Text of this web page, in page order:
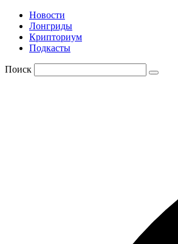
Новости
Лонгриды
Крипториум
Подкасты
Поиск